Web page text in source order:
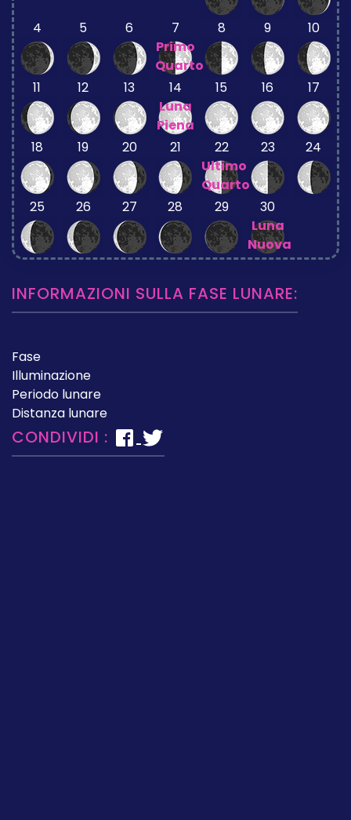
4 5 6
7
Primo
Quarto
8 9 10
11 12 13
14
Luna
Piena
15 16 17
18 19 20 21
22
Ultimo
Quarto
23 24
25 26 27 28 29
30
Luna
Nuova
INFORMAZIONI SULLA FASE LUNARE:
Fase
Illuminazione
Periodo lunare
Distanza lunare
CONDIVIDI :